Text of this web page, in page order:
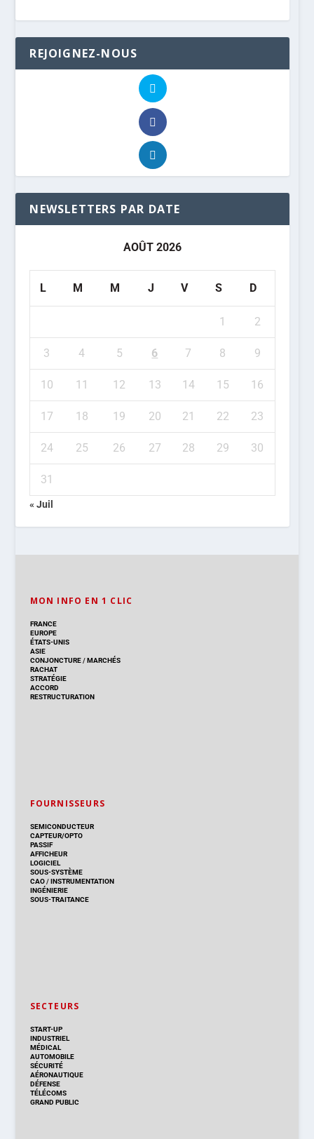
REJOIGNEZ-NOUS
NEWSLETTERS PAR DATE
AOÛT 2026
L M M J V S D
1 2
3 4 5 6 7 8 9
10 11 12 13 14 15 16
17 18 19 20 21 22 23
24 25 26 27 28 29 30
31
« Juil
MON INFO EN 1 CLIC
FRANCE
EUROPE
ÉTATS-UNIS
ASIE
CONJONCTURE/MARCHÉS
RACHAT
STRATÉGIE
ACCORD
RESTRUCTURATION
FOURNISSEURS
SEMICONDUCTEUR
CAPTEUR/OPTO
PASSIF
AFFICHEUR
LOGICIEL
SOUS-SYSTÈME
CAO/INSTRUMENTATION
INGÉNIERIE
SOUS-TRAITANCE
SECTEURS
START-UP
INDUSTRIEL
MÉDICAL
AUTOMOBILE
SÉCURITÉ
AÉRONAUTIQUE
DÉFENSE
TÉLÉCOMS
GRAND PUBLIC